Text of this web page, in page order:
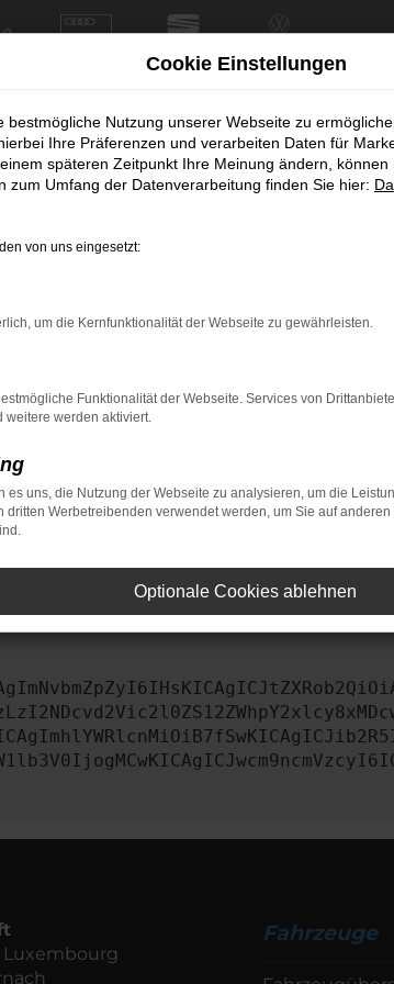
das Laden bestimmter Seiten verhindern.
zu beheben.
auf dem neuesten Stand sind.
sondern kann auch dazu führen, dass
kontaktiere uns bitte. Wir werden
Fahrzeuge
Cookie Einstellungen
bestmögliche Nutzung unserer Webseite zu
Ihre Präferenzen und verarbeiten Daten für
späteren Zeitpunkt Ihre Meinung ändern,
zum Umfang der Datenverarbeitung finden Sie hier:
von uns eingesetzt:
um die Kernfunktionalität der Webseite zu gewährleisten.
Funktionalität der Webseite. Services von
weitere werden aktiviert.
es uns, die Nutzung der Webseite zu analysieren, um die
dritten Werbetreibenden verwendet werden, um Sie auf
Optionale Cookies ablehnen